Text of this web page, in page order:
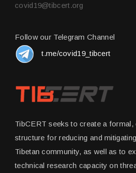
covid19@tibcert.org
Follow our Telegram Channel
t.me/covid19_tibcert
TibCERT seeks to create a formal,
structure for reducing and
Tibetan community, as well as to
technical research capacity on